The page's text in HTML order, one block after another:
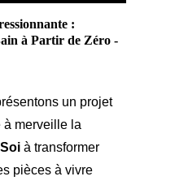
:
à Partir de Zéro -
un projet
à merveille la
à transformer
pièces à vivre